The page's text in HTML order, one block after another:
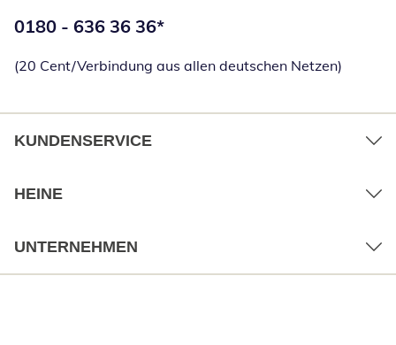
Telefonnummer:
0180 - 636 36 36*
(20 Cent/Verbindung aus allen deutschen Netzen)
KUNDENSERVICE
HEINE
UNTERNEHMEN